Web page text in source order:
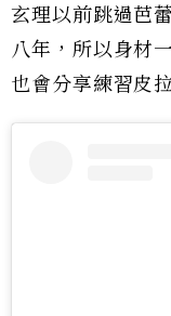
玄理以前跳過芭
八年，所以身材
也會分享練習皮